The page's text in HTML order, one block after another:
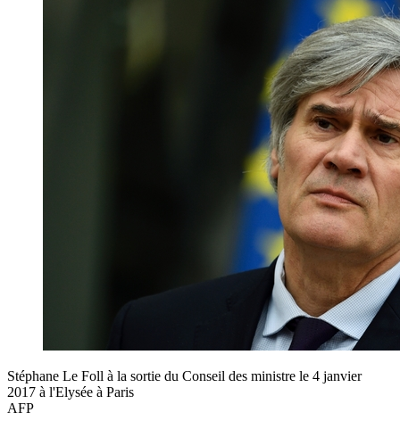
Stéphane Le Foll à la sortie du Conseil des ministre le 4 janvier
2017 à l'Elysée à Paris
AFP